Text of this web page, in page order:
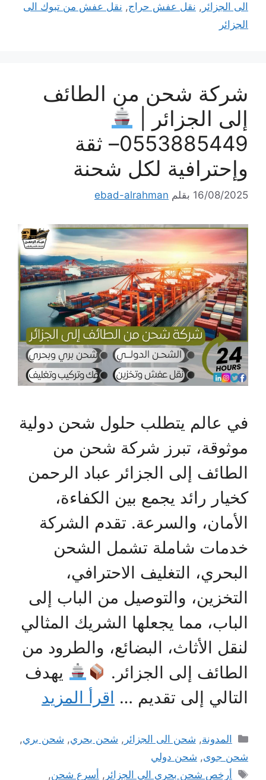
الى الجزائر , نقل عفش حراج, نقل عفش من تبوك الى
الجزائر
شركة شحن من الطائف
إلى الجزائر |
0553885449– ثقة
وإحترافية لكل شحنة
16/08/2025 بقلم ebad-alrahman
في عالم يتطلب حلول شحن دولية
موثوقة، تبرز شركة شحن من
الطائف إلى الجزائر عباد الرحمن
كخيار رائد يجمع بين الكفاءة،
الأمان، والسرعة. تقدم الشركة
خدمات شاملة تشمل الشحن
البحري، التغليف الاحترافي،
التخزين، والتوصيل من الباب إلى
الباب، مما يجعلها الشريك المثالي
لنقل الأثاث، البضائع، والطرود من
الطائف إلى الجزائر.
يهدف
التالي إلى تقديم … اقرأ المزيد
التصنيفات
المدونة, شحن الى الجزائر , شحن بحري, شحن بري,
شحن جوى, شحن دولي
الوسوم
أرخص شحن بحري الي الجزائر , أسرع شحن,